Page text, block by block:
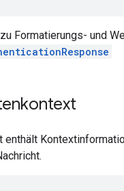
Formatierungs- und
enthält